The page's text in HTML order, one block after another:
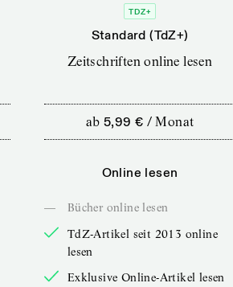
TDZ+
Standard (TdZ+)
Zeitschriften online lesen
ab 5,99 € /Monat
Online lesen
—
Bücher online lesen
TdZ-Artikel seit 2013 online
lesen
Exklusive Online-Artikel lesen